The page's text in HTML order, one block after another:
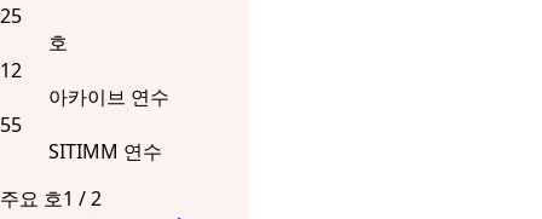
25
호
12
아카이브 연수
55
SITIMM 연수
주요 호1 /2